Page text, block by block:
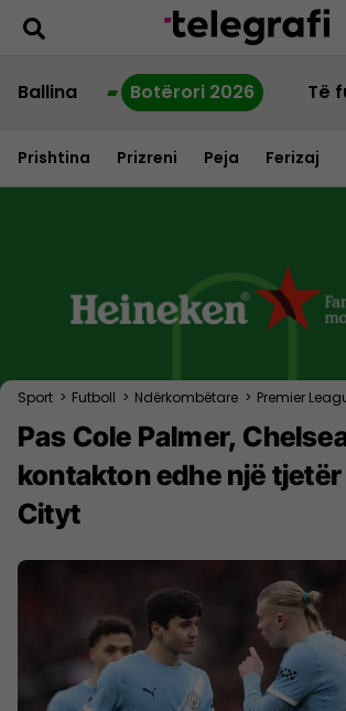
Ballina Botërori 2026 Të
Prishtina Prizreni Peja Ferizaj
Sport > Futboll > Ndërkombëtare > Premier
Pas Cole Palmer,
kontakton edhe një tjetër
Cityt